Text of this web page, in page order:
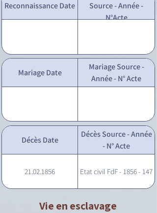
Reconnaissance Date
Source - Année -
N°Acte
Mariage Date
Mariage Source -
Année - N° Acte
Décès Date
Décès Source - Année
- N° Acte
21.02.1856 Etat civil FdF - 1856 - 147
Vie en esclavage